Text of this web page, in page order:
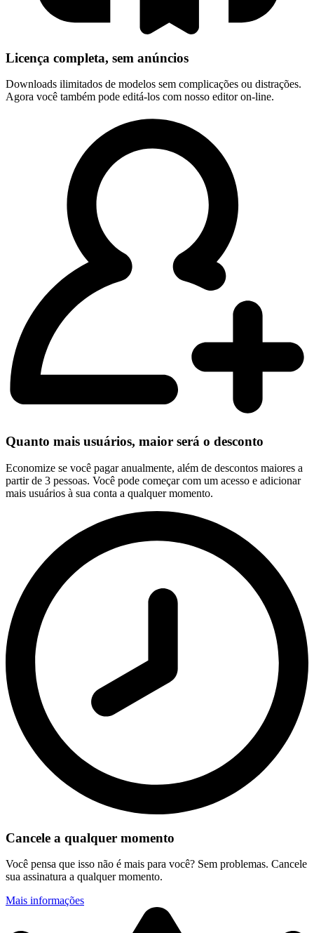
Licença completa, sem anúncios
Downloads ilimitados de modelos sem complicações ou distrações.
Agora você também pode editá-los com nosso editor on-line.
Quanto mais usuários, maior será o desconto
Economize se você pagar anualmente, além de descontos maiores a
partir de 3 pessoas. Você pode começar com um acesso e adicionar
mais usuários à sua conta a qualquer momento.
Cancele a qualquer momento
Você pensa que isso não é mais para você? Sem problemas. Cancele
sua assinatura a qualquer momento.
Mais informações